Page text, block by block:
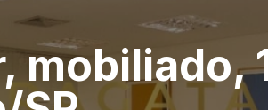
mobiliado,